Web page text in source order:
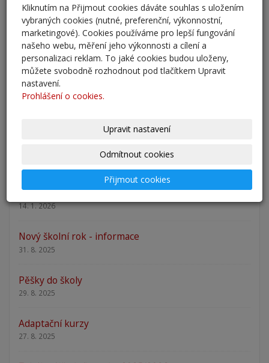
přestup 6. ročník 2026
5. 6. 2026
Přestup žáků do 6. ročníku na naši školu pro školní
rok 2026/202
25. 5. 2026
Zápis 2026 - výsledky
Zápis 2026
14. 1. 2026
Nový školní rok - informace
31. 8. 2025
Pěšky do školy
29. 8. 2025
Adaptační kurzy
27. 8. 2025
Kliknutím na Přijmout cookies dáváte souhlas s uložením
vybraných cookies (nutné, preferenční, výkonnostní,
marketingové). Cookies používáme pro lepší fungování
našeho webu, měření jeho výkonnosti a cílení a
personalizaci reklam. To jaké cookies budou uloženy,
můžete svobodně rozhodnout pod tlačítkem Upravit
nastavení.
Prohlášení o cookies.
Upravit nastavení
Odmítnout cookies
Přijmout cookies